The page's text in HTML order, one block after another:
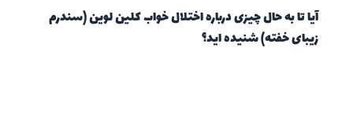
آیا تا به حال چیزی درباره اختلال خواب کلین لوین (سندرم
زیبای خفته) شنیده اید؟